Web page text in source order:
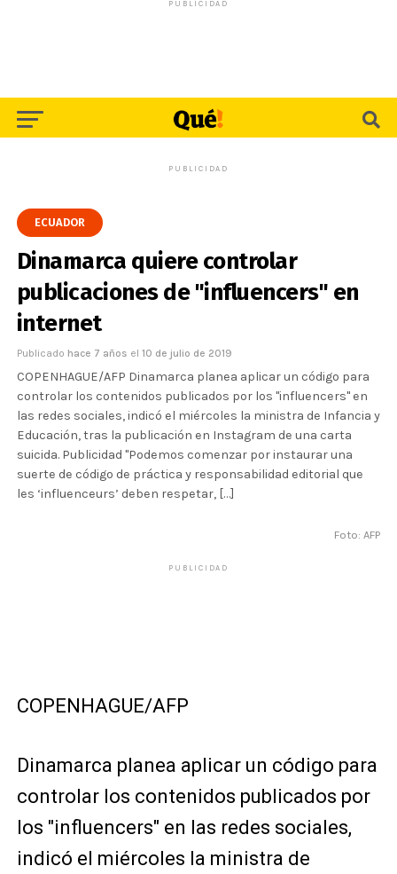
PUBLICIDAD
PUBLICIDAD
ECUADOR
Dinamarca quiere controlar
publicaciones de "influencers" en
internet
Publicado hace 7 años el 10 de julio de 2019
COPENHAGUE/AFP Dinamarca planea aplicar un código para
controlar los contenidos publicados por los "influencers" en
las redes sociales, indicó el miércoles la ministra de Infancia y
Educación, tras la publicación en Instagram de una carta
suicida. Publicidad "Podemos comenzar por instaurar una
suerte de código de práctica y responsabilidad editorial que
les ‘influenceurs’ deben respetar, […]
Foto: AFP
PUBLICIDAD
COPENHAGUE/AFP
Dinamarca planea aplicar un código para
controlar los contenidos publicados por
los "influencers" en las redes sociales,
indicó el miércoles la ministra de